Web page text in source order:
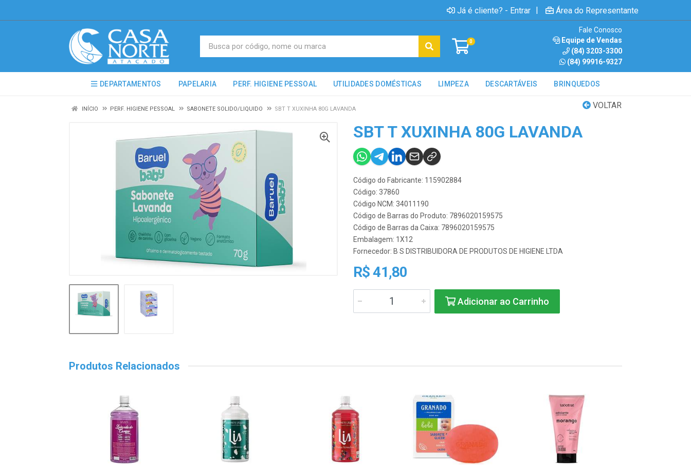
Já é cliente? - Entrar | Área do Representante
0
Fale Conosco
Equipe de Vendas
(84) 3203-3300
(84) 99916-9327
DEPARTAMENTOS PAPELARIA PERF. HIGIENE PESSOAL UTILIDADES DOMÉSTICAS LIMPEZA DESCARTÁVEIS BRINQUEDOS
VOLTAR
INÍCIO PERF. HIGIENE PESSOAL SABONETE SOLIDO/LIQUIDO SBT T XUXINHA 80G LAVANDA
SBT T XUXINHA 80G LAVANDA
Código do Fabricante: 115902884
Código: 37860
Código NCM: 34011190
Código de Barras do Produto: 7896020159575
Código de Barras da Caixa: 7896020159575
Embalagem: 1X12
Fornecedor: B S DISTRIBUIDORA DE PRODUTOS DE HIGIENE LTDA
R$ 41,80
Adicionar ao Carrinho
Produtos Relacionados